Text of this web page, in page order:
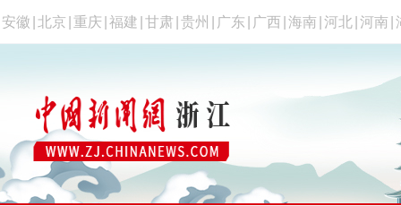
安徽 北京 重庆 福建 甘肃 贵州 广东 广西 海南 河北 河南